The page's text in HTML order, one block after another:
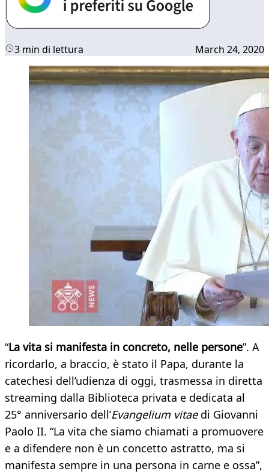
3 min di lettura March 24, 2020
“La vita si manifesta in concreto, nelle persone”. A
ricordarlo, a braccio, è stato il Papa, durante la
catechesi dell’udienza di oggi, trasmessa in diretta
streaming dalla Biblioteca privata e dedicata al
25° anniversario dell’Evangelium vitaedi Giovanni
Paolo II. “La vita che siamo chiamati a promuovere
e a difendere non è un concetto astratto, ma si
manifesta sempre in una persona in carne e ossa”,